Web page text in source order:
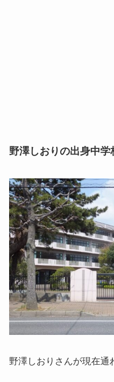
野澤しおりの出身中学
野澤しおりさんが現在通